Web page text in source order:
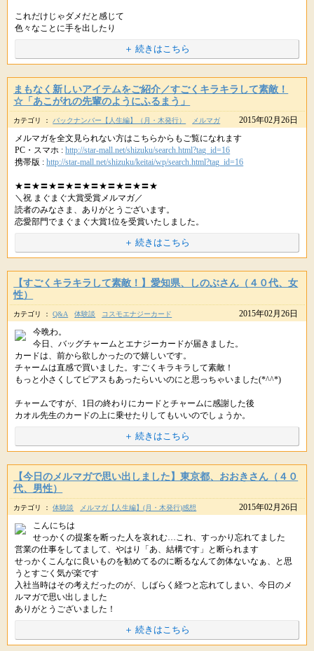
▼紫音先生のオラクルブレスレット
PC・スマホ :http://star-mall.net/shizuku/item/oracle/
http://star-mall.net/shizuku/keitai/oracle/
おかげさまで、紫音先生の
新月の無料遠隔ヒーリングには、これまでに
３万人近くの方にご参加いただいております。
そして、たくさんの方から
もっと紫音先生のヒーリングパワーを
身近に感じていたい、守ってもらいたい
今回、オラクルブレスレットが誕生しました。(｡・∀・｡)
まさに、読者の皆さまのお声から生まれたアイテムです。
今だけの特別なキャンペーンも
ご紹介しておりますので、ぜひご覧くださいね。
あなたを守護する７つのパワー
▼紫音先生のオラクルブレスレット
携帯版 : http://star-mall.net/shizuku/keitai/oracle/
■幸運の朱肉がご用意できました
以前ご紹介して、あまりの人気で
売り切れになっておりました幸運の朱肉。
たいへんお待たせしました。(｡v_v｡)ﾍﾟｺ
本日より、再度ご紹介できることになりました。
▼幸運の台湾寿山石朱肉
http://star-mall.net/k/html/products/detail.php?product_id=39
▼新月の無料遠隔ヒーリング
PC･スマホ :http://star-mall.net/shizuku/newmoon/
http://star-mall.net/shizuku/keitai/newmoon/
※掲載している内容は、星のしずくに寄せられた個人の体験談で 効果には
個人差があり、すべての方が実感するものではありません。
※ヒーリングはお薬ではありませんので医師から処方された薬や治療の代
わりに使うことは避けてください。医師の指示を尊重・最優先してくだ
さいね。
++++
星のしずくより
こんにちは。
> こんな私でも力を貸して頂けるのでしょうか？
はい、パワーストーンはどなたも
区別することなくサポートしてくれますので、ご安心くださいね。
ただ、例えば借金の返済があったり
日々の生活費が必要だったり、と、今必要なお金があるのでしたら
まずそういった必要なお金を確保した上で
少し余裕があるようでしたらアイテムをお持ちいただく、というようにさ
れるとよいですよ。
アイテムを持たなければ幸せになれない
ということはありませんので、ご安心くださいね。
メルマガやコラムなどで、幸せに生きるヒントも
お伝えしておりますので、ぜひそちらもご覧いただきながら
金運や豊かさを引き寄せていただければと思います。
また、アイテムとご祈祷ですが
お守りのようにお持ちになりたいのであれば
天上昇金パワーストーンや、満願成就のご祈祷+パワーストーンがオススメ
ご祈祷を、ということであれば
今でしたら、金運・豊かさのブロック解除がオススメです。
いずれにしても、焦らず
少し金銭的にも精神的にも、余裕があるタイミングで
ご検討いただければと思います。
またいつでもお気軽にご連絡くださいね。ヽ(*'-'*)
▼天上昇金パワーストーン
PC･スマホ :http://star-mall.net/shizuku/item/tenjoshokin/
これだけじゃダメだと感じて
色々なことに手を出したり
自分でも、よくわからないくらいに
だけど、ジッとはしていられなくて
物事を複雑にしてしまってはいませんか。
今日のメッセージは
もっとシンプルに生きることを
勧めてきています。
複雑に絡み合った糸をほどいて
あなたの日常から、不要なモノ
大人になるにつれて
思い込みで結論付けたり
裏を探るといったことを
幸せの根源は
身の周りも、あなたの心の中も
そして人付き合いもすべて
シンプルにしていけば
あなたの足元から伸びている
幸せに繋がる道が見つかるでしょう。
ﾟ･*:.｡..｡.:*･ﾟﾟ･*:.｡..｡.:*･ﾟﾟ･*:.｡..｡.:*･ﾟﾟ･*:.｡..｡.:*･ﾟ
今日も素敵な１日をお過ごしください。
URLをコピペしてシェアもできます。
＋ 続きはこちら
まもなく新しいアイテムをご紹介／すごくキラキラして素敵！
☆「あこがれの先輩のようにふるまう」
カテゴリ ： バックナンバー【人生編】（月・木発行） メルマガ
2015年02月26日
メルマガを全文見られない方はこちらからもご覧になれます
PC・スマホ :http://star-mall.net/shizuku/search.html?tag_id=16
携帯版 :http://star-mall.net/shizuku/keitai/wp/search.html?tag_id=16
★〓★〓★〓★〓★〓★〓★〓★〓★
＼祝 まぐまぐ大賞受賞メルマガ／
読者のみなさま、ありがとうございます。
恋愛部門でまぐまぐ大賞1位を受賞いたしました。
魔法の金運・恋愛運アップの秘密 no.590
★〓★〓★〓★〓★〓★〓★〓★〓★
みなさん、お元気ですか？
星のしずくです(*´▽｀*)ﾉ
また寒さが戻ってきて
風がグンと冷たく感じますね。
春らしい服装で
颯爽と歩くのは、もう少し先になりそうな・・
あとしばらく
ところで
各家庭によってお金の管理方法は異なりますよね。
家計を管理することは、節約や貯金にもつながりますが
お小遣い制は有効なのでしょうか？
（編集後記につづく）
■星のしずくスタッフよりお知らせ
＋ 続きはこちら
【すごくキラキラして素敵！】愛知県、しのぶさん（４０代、女
性）
カテゴリ ：Q&A 体験談 コスモエナジーカード
2015年02月26日
今晩わ。
今日、バッグチャームとエナジーカードが届きました。
カードは、前から欲しかったので嬉しいです。
チャームは直感で買いました。すごくキラキラして素敵！
もっと小さくしてピアスもあったらいいのにと思っちゃいました(*^^*)
チャームですが、1日の終わりにカードとチャームに感謝した後
カオル先生のカードの上に乗せたりしてもいいのでしょうか。
++++
星のしずくより
++++
こんばんは。
星のしずくです。(*＾-＾*)
この度は、コスモエナジーカード、天使のバッグチャームを
手にしてくださり、感謝しております。
> もっと小さくしてピアスもあったらいいのにと思っちゃいました(*^^*)
またステキなアイテムができましたら
＋ 続きはこちら
【今日のメルマガで思い出しました】東京都、おおきさん（４０
代、男性）
カテゴリ ：体験談 メルマガ【人生編】(月・木発行)感想
2015年02月26日
こんにちは
せっかくの提案を断った人を哀れむ…これ、すっかり忘れてました
営業の仕事をしてまして、やはり「あ、結構です」と断られます
せっかくこんなに良いものを勧めてるのに断るなんて勿体ないなぁ、と思
うとすごく気が楽です
入社当時はその考えだったのが、しばらく経つと忘れてしまい、今日のメ
ルマガで思い出しました
ありがとうございました！
++++
＋ 続きはこちら